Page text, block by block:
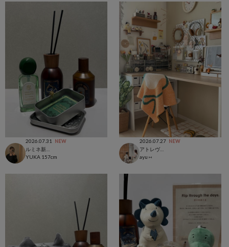
2026.07.31 NEW
YUKA 157cm
2026.07.27 NEW
アトレヴィ大塚店
ayu ⑅